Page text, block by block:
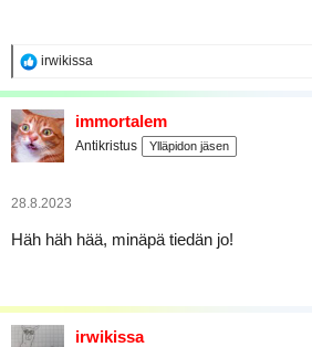
R
a
k
t
i
o
:
irwikissa
immortalem
Antikristus Ylläpidon jäsen
28.8.2023
Häh häh hää, minäpä tiedän jo!
irwikissa